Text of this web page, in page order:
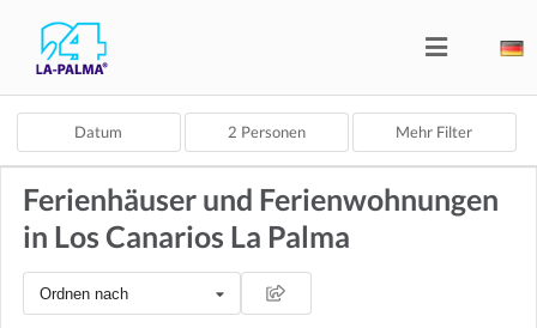
Datum 2 Personen Mehr Filter
Ferienhäuser und Ferienwohnungen
in Los Canarios La Palma
Ordnen nach